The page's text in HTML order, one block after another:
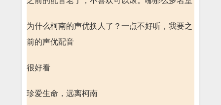
为什么柯南的声优换人了？一点不好听，我要之
前的声优配音
很好看
珍爱生命，远离柯南